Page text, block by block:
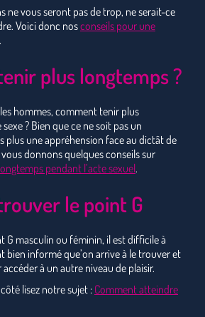
ne vous seront pas de trop, ne serait-ce
Voici donc nosconseils pour une
.
plus longtemps ?
hommes, comment tenir plus
? Bien que ce ne soit pas un
plus une appréhension face au dictât de
donnons quelques conseils sur
pendant l’acte sexuel.
le point G
G masculin ou féminin, il est difficile à
bien informé que’on arrive à le trouver et
à un autre niveau de plaisir.
lisez notre sujet : Comment atteindre